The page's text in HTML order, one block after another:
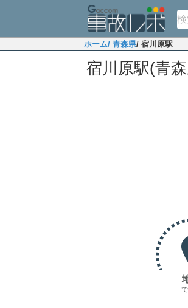
ホーム/ 青森県/ 宿川原駅
宿川原駅(青